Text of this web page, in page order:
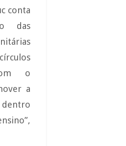
conta
das
o
a